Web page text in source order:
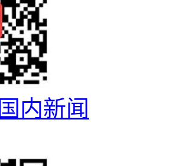
国内新闻